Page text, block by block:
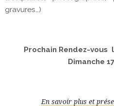
gravures…)
Prochain Rendez-vous
Dimanche
En savoir plus et